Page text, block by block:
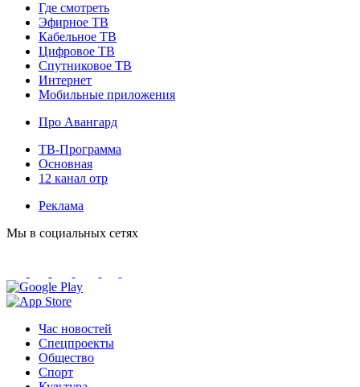
Где смотреть
Эфирное ТВ
Кабельное ТВ
Цифровое ТВ
Спутниковое ТВ
Интернет
Мобильные приложения
Про Авангард
ТВ-Программа
Основная
12 канал отр
Реклама
Мы в социальных сетях
Час новостей
Спецпроекты
Общество
Спорт